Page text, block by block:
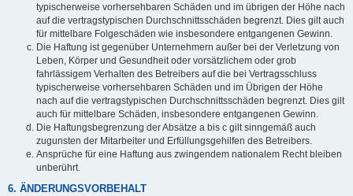
typischerweise vorhersehbaren Schäden und im übrigen der Höhe nach
auf die vertragstypischen Durchschnittsschäden begrenzt. Dies gilt auch
für mittelbare Folgeschäden wie insbesondere entgangenen Gewinn.
Die Haftung ist gegenüber Unternehmern außer bei der Verletzung von
Leben, Körper und Gesundheit oder vorsätzlichem oder grob
fahrlässigem Verhalten des Betreibers auf die bei Vertragsschluss
typischerweise vorhersehbaren Schäden und im Übrigen der Höhe
nach auf die vertragstypischen Durchschnittsschäden begrenzt. Dies gilt
auch für mittelbare Schäden, insbesondere entgangenen Gewinn.
Die Haftungsbegrenzung der Absätze a bis c gilt sinngemäß auch
zugunsten der Mitarbeiter und Erfüllungsgehilfen des Betreibers.
Ansprüche für eine Haftung aus zwingendem nationalem Recht bleiben
unberührt.
6. ÄNDERUNGSVORBEHALT